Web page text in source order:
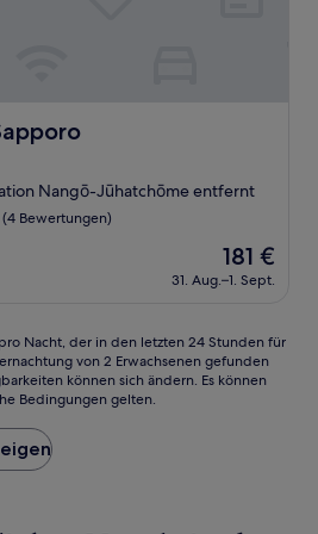
Nangō-Jūhatchōme entfernt
(4 Bewertungen)
Der
Preis
beträgt
181 €
31. Aug.–1. Sept.
Nacht, der in den letzten 24 Stunden für
von 2 Erwachsenen gefunden
können sich ändern. Es können
Bedingungen gelten.